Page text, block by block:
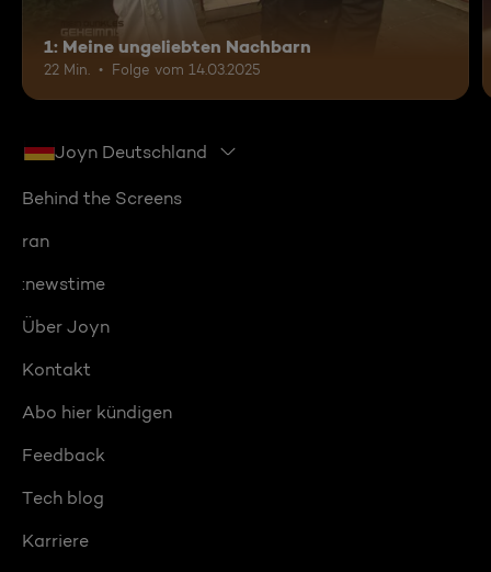
1: Meine ungeliebten Nachbarn
22 Min. Folge vom 14.03.2025
Joyn Deutschland
Behind the Screens
ran
:newstime
Über Joyn
Kontakt
Abo hier kündigen
Feedback
Tech blog
Karriere